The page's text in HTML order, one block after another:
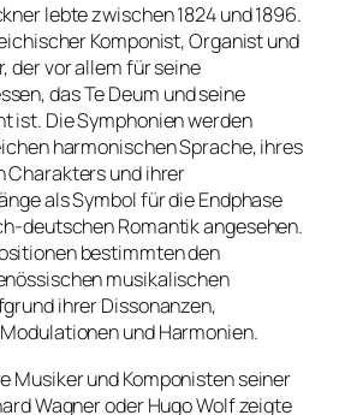
lebte zwischen 1824 und 1896.
Komponist, Organist und
der vor allem für seine
das Te Deum und seine
ist. Die Symphonien werden
harmonischen Sprache, ihres
Charakters und ihrer
als Symbol für die Endphase
deutschen Romantik angesehen.
bestimmten den
musikalischen
ihrer Dissonanzen,
und Harmonien.
Musiker und Komponisten seiner
Wagner oder Hugo Wolf zeigte